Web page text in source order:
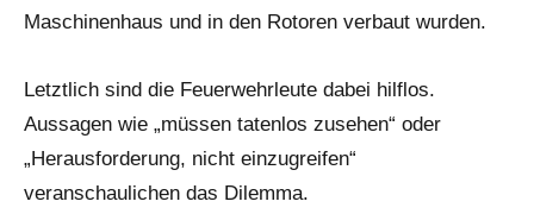
Maschinenhaus und in den Rotoren verbaut wurden.
Letztlich sind die Feuerwehrleute dabei hilflos.
Aussagen wie „müssen tatenlos zusehen“ oder
„Herausforderung, nicht einzugreifen“
veranschaulichen das Dilemma.